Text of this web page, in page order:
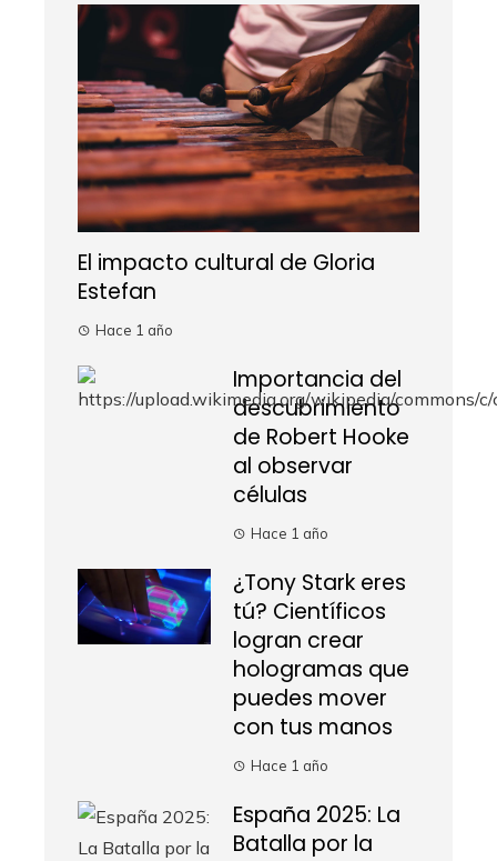
El impacto cultural de Gloria
Estefan
Hace 1 año
Importancia del
descubrimiento
de Robert Hooke
al observar
células
Hace 1 año
¿Tony Stark eres
tú? Científicos
logran crear
hologramas que
puedes mover
con tus manos
Hace 1 año
España 2025: La
Batalla por la